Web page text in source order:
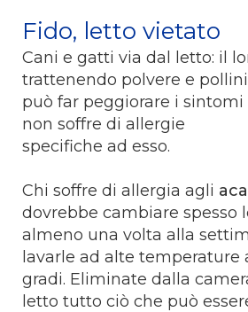
Fido, letto vietato
Cani e gatti via dal letto: il
trattenendo polvere e
può far peggiorare i sintomi
non soffre di allergie
specifiche ad esso.
Chi soffre di allergia agli
dovrebbe cambiare spesso
almeno una volta alla
lavarle ad alte temperature
gradi. Eliminate dalla
letto tutto ciò che può